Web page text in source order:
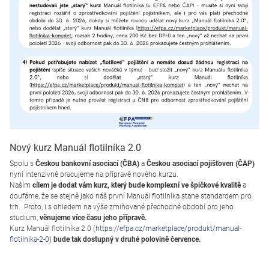
Nový kurz Manuál flotilníka 2.0
Spolu s Českou bankovní asociací (ČBA) a Českou asociací pojišťoven (ČAP)
nyní intenzivně pracujeme na přípravě nového kurzu.
Naším cílem je dodat vám kurz, který bude komplexní ve špičkové kvalitěa
doufáme, že se stejně jako náš první Manuál flotilníka stane standardem pro
trh. Proto, i s ohledem na výše zmiňované přechodné období pro jeho
studium, věnujeme více času jeho přípravě.
Kurz Manuál flotilníka 2.0 (https://efpa.cz/marketplace/produkt/manual-
flotilnika-2-0) bude tak dostupný v druhé polovině července.